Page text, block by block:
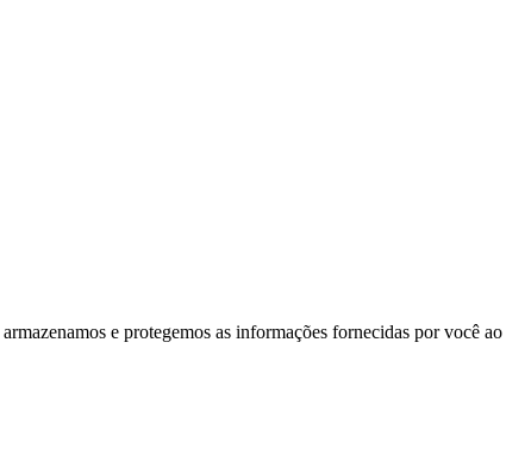
e protegemos as informações fornecidas por você ao